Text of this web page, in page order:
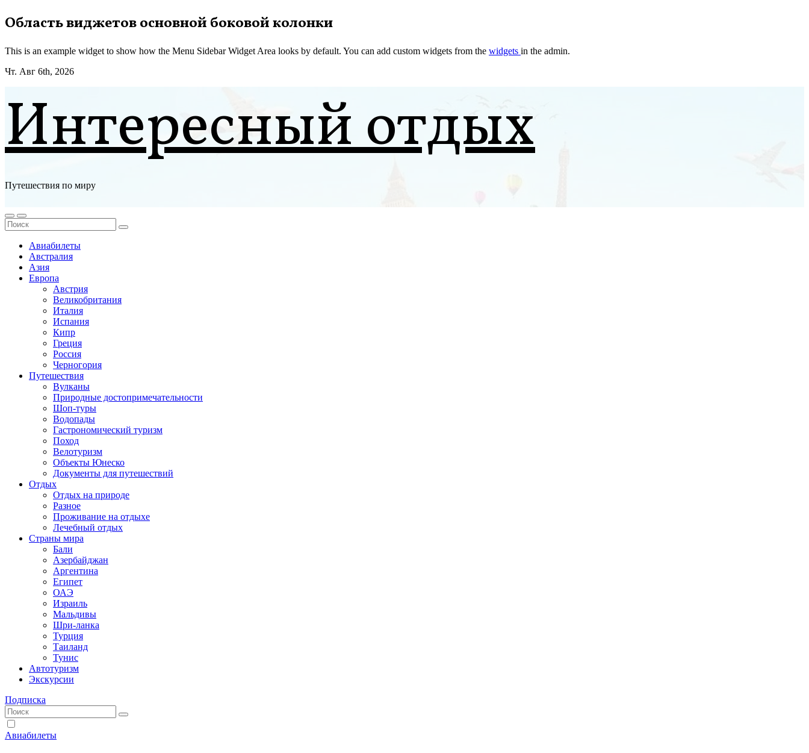
Перейти
к
Область виджетов основной боковой колонки
This is an example widget to show how the Menu Sidebar Widget Area looks by default. You can add custom widgets from the widgets in the admin.
Чт. Авг 6th, 2026
Интересный отдых
Путешествия по миру
Авиабилеты
Австралия
Азия
Европа
Австрия
Великобритания
Италия
Испания
Кипр
Греция
Россия
Черногория
Путешествия
Вулканы
Природные достопримечательности
Шоп-туры
Водопады
Гастрономический туризм
Поход
Велотуризм
Объекты Юнеско
Документы для путешествий
Отдых
Отдых на природе
Разное
Проживание на отдыхе
Лечебный отдых
Страны мира
Бали
Азербайджан
Аргентина
Египет
ОАЭ
Израиль
Мальдивы
Шри-ланка
Турция
Таиланд
Тунис
Автотуризм
Экскурсии
Подписка
Авиабилеты